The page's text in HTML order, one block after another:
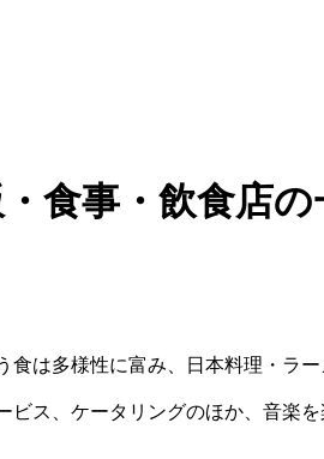
食事・飲食店の
は多様性に富み、日本料理・ラ
ス、ケータリングのほか、音楽